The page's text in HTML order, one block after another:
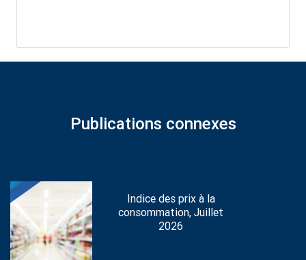
Publications connexes
Indice des prix à la
consommation, Juillet
2026